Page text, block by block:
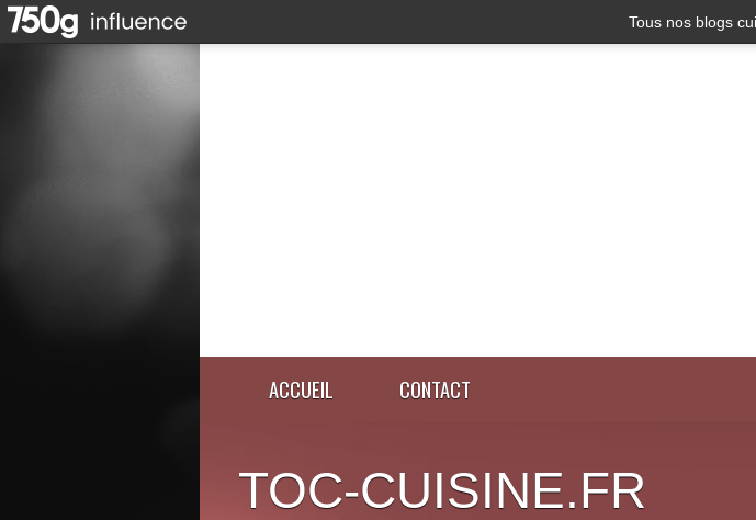
Tous nos blogs
ACCUEIL CONTACT
TOC-CUISINE.FR